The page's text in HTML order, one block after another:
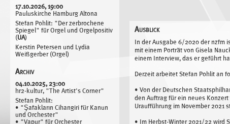
Eloain Lovis Hübner
Leopold Hurt
Gordon Kampe
Hermann Keller
Juliane Klein
Ulrich Kreppein
Stefan Pohlit
Hannes Seidl
Elnaz Seyedi
Hans Thomalla
Ausblick
In der Ausgabe 6/2020 der nzfm
mit einem Porträt von Gisela
einem Interview, das er geführt
Derzeit arbeitet Stefan Pohlit an
• Von der Deutschen
den Auftrag für ein neues
Uraufführung im November 2021
• Im Herbst-Winter 2021/22 wird
17.10.2026, 19:00
Pauluskirche Hamburg Altona
Stefan Pohlit: "Der zerbrochene
Spiegel" für Orgel und Orgelpositiv
(UA)
Kerstin Petersen und Lydia
Weißgerber (Orgel)
Archiv
04.10.2025, 23:00
hr2-kultur, "The Artist's Corner"
Stefan Pohlit:
• "Şafakların Cihangiri für Kanun
und Orchester"
• "Vapur" für Orchester